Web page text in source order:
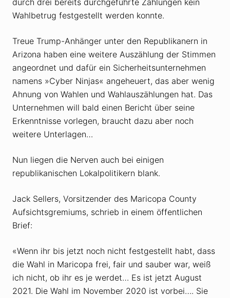
Wahlbetrug festgestellt werden konnte.
Treue Trump-Anhänger unter den Republikanern in
Arizona haben eine weitere Auszählung der Stimmen
angeordnet und dafür ein Sicherheitsunternehmen
namens »Cyber Ninjas« angeheuert, das aber wenig
Ahnung von Wahlen und Wahlauszählungen hat. Das
Unternehmen will bald einen Bericht über seine
Erkenntnisse vorlegen, braucht dazu aber noch
weitere Unterlagen…
Nun liegen die Nerven auch bei einigen
republikanischen Lokalpolitikern blank.
Jack Sellers, Vorsitzender des Maricopa County
Aufsichtsgremiums, schrieb in einem öffentlichen
Brief:
«Wenn ihr bis jetzt noch nicht festgestellt habt, dass
die Wahl in Maricopa frei, fair und sauber war, weiß
ich nicht, ob ihr es je werdet… Es ist jetzt August
2021. Die Wahl im November 2020 ist vorbei…. Sie